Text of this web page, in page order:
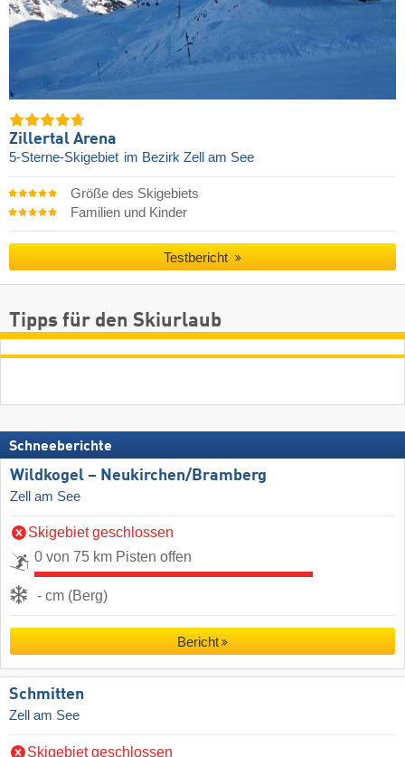
Zillertal Arena
5-Sterne-Skigebiet im Bezirk Zell am See
Größe des Skigebiets
Familien und Kinder
Testbericht
Tipps für den Skiurlaub
Schneeberichte
Wildkogel – Neukirchen/​Bramberg
Zell am See
Skigebiet geschlossen
0 von 75 km Pisten offen
- cm (Berg)
Bericht
Schmitten
Zell am See
Skigebiet geschlossen